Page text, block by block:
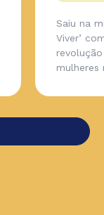
Saiu na
Viver’
mulheres